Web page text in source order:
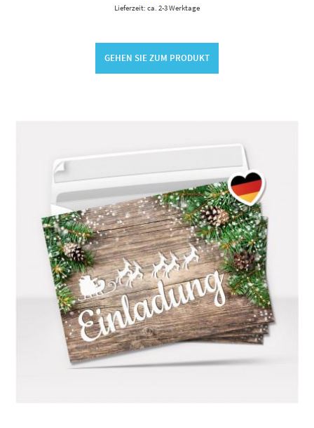
Lieferzeit: ca. 2-3 Werktage
GEHEN SIE ZUM PRODUKT